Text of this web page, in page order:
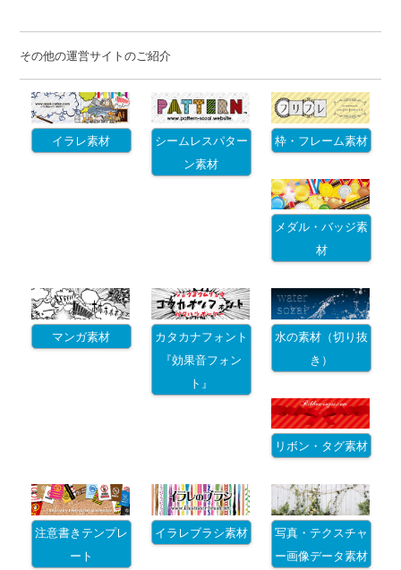
その他の運営サイトのご紹介
イラレ素材
シームレスパター
ン素材
枠・フレーム素材
メダル・バッジ素
材
マンガ素材
カタカナフォント
『効果音フォン
ト』
水の素材（切り抜
き）
リボン・タグ素材
注意書きテンプレ
ート
イラレブラシ素材
写真・テクスチャ
ー画像データ素材